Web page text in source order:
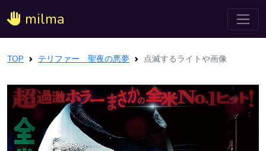
milma
TOP テリファー 聖夜の悪夢 点滅するライトや画像